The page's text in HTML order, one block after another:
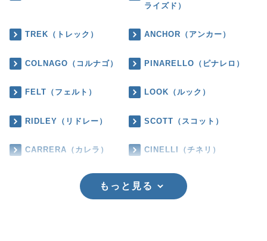
ライズド）
TREK（トレック） ANCHOR（アンカー）
COLNAGO（コルナゴ） PINARELLO（ピナレロ）
FELT（フェルト） LOOK（ルック）
RIDLEY（リドレー） SCOTT（スコット）
CARRERA（カレラ） CINELLI（チネリ）
もっと見る